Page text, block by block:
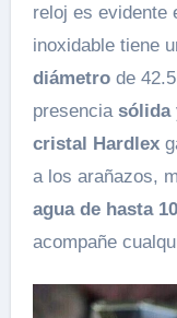
reloj es evidente
inoxidable tiene
diámetrode
presencia sólida
cristal Hardlex
a los arañazos,
agua de hasta
acompañe